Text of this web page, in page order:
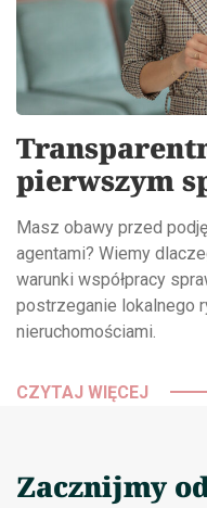
pierwszym
Masz obawy przed
agentami? Wiemy
warunki współpracy
postrzeganie lokalnego
nieruchomościami.
CZYTAJ WIĘCEJ
Zacznijmy